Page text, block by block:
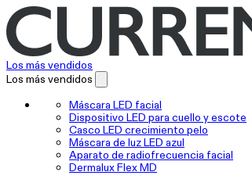
Los más vendidos
Los más vendidos
Máscara LED facial
Dispositivo LED para cuello y escote
Casco LED crecimiento pelo
Máscara de luz LED azul
Aparato de radiofrecuencia facial
Dermalux Flex MD